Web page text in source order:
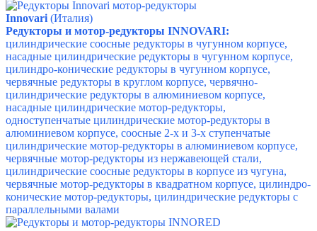
Innovari(Италия)
Редукторы и мотор-редукторы INNOVARI:
цилиндрические соосные редукторы в чугунном корпусе,
насадные цилиндрические редукторы в чугунном корпусе,
цилиндро-конические редукторы в чугунном корпусе,
червячные редукторы в круглом корпусе, червячно-
цилиндрические редукторы в алюминиевом корпусе,
насадные цилиндрические мотор-редукторы,
одноступенчатые цилиндрические мотор-редукторы в
алюминиевом корпусе, соосные 2-х и 3-х ступенчатые
цилиндрические мотор-редукторы в алюминиевом корпусе,
червячные мотор-редукторы из нержавеющей стали,
цилиндрические соосные редукторы в корпусе из чугуна,
червячные мотор-редукторы в квадратном корпусе, цилиндро-
конические мотор-редукторы, цилиндрические редукторы с
параллельными валами